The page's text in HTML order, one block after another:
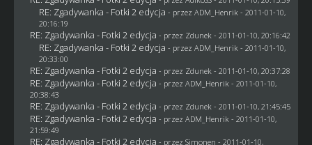
RE: Zgadywanka - Fotki 2 edycja - przez ADM_Henrik - 2011-01-10,
20:16:19
RE: Zgadywanka - Fotki 2 edycja - przez Zdunek - 2011-01-10, 20:16:42
RE: Zgadywanka - Fotki 2 edycja - przez ADM_Henrik - 2011-01-10,
20:33:00
RE: Zgadywanka - Fotki 2 edycja - przez Zdunek - 2011-01-10, 20:37:28
RE: Zgadywanka - Fotki 2 edycja - przez ADM_Henrik - 2011-01-10,
20:38:43
RE: Zgadywanka - Fotki 2 edycja - przez Zdunek - 2011-01-10, 21:45:45
RE: Zgadywanka - Fotki 2 edycja - przez ADM_Henrik - 2011-01-10,
21:59:49
RE: Zgadywanka - Fotki 2 edycja - przez Simonen - 2011-01-10,